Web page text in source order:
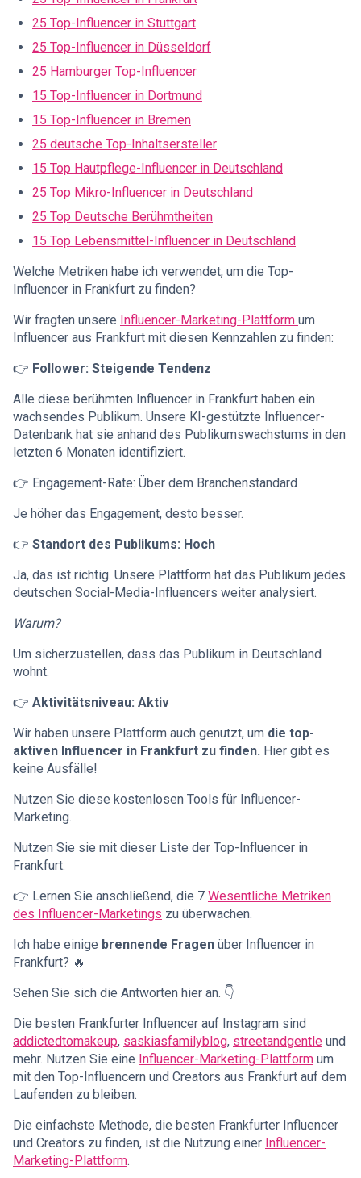
25 Top-Influencer in Stuttgart
25 Top-Influencer in Düsseldorf
25 Hamburger Top-Influencer
15 Top-Influencer in Dortmund
15 Top-Influencer in Bremen
25 deutsche Top-Inhaltsersteller
15 Top Hautpflege-Influencer in Deutschland
25 Top Mikro-Influencer in Deutschland
25 Top Deutsche Berühmtheiten
15 Top Lebensmittel-Influencer in Deutschland
Welche Metriken habe ich verwendet, um die Top-
Influencer in Frankfurt zu finden?
Wir fragten unsere Influencer-Marketing-Plattform um
Influencer aus Frankfurt mit diesen Kennzahlen zu finden:
👉 Follower: Steigende Tendenz
Alle diese berühmten Influencer in Frankfurt haben ein
wachsendes Publikum. Unsere KI-gestützte Influencer-
Datenbank hat sie anhand des Publikumswachstums in den
letzten 6 Monaten identifiziert.
👉 Engagement-Rate: Über dem Branchenstandard
Je höher das Engagement, desto besser.
👉 Standort des Publikums: Hoch
Ja, das ist richtig. Unsere Plattform hat das Publikum jedes
deutschen Social-Media-Influencers weiter analysiert.
Warum?
Um sicherzustellen, dass das Publikum in Deutschland
wohnt.
👉 Aktivitätsniveau: Aktiv
Wir haben unsere Plattform auch genutzt, um die top-
aktiven Influencer in Frankfurt zu finden. Hier gibt es
keine Ausfälle!
Nutzen Sie diese kostenlosen Tools für Influencer-
Marketing.
Nutzen Sie sie mit dieser Liste der Top-Influencer in
Frankfurt.
👉 Lernen Sie anschließend, die 7 Wesentliche Metriken
des Influencer-Marketings zu überwachen.
Ich habe einige brennende Fragen über Influencer in
Frankfurt? 🔥
Sehen Sie sich die Antworten hier an. 👇
Die besten Frankfurter Influencer auf Instagram sind
addictedtomakeup, saskiasfamilyblog, streetandgentle und
mehr. Nutzen Sie eine Influencer-Marketing-Plattform um
mit den Top-Influencern und Creators aus Frankfurt auf dem
Laufenden zu bleiben.
Die einfachste Methode, die besten Frankfurter Influencer
und Creators zu finden, ist die Nutzung einer Influencer-
Marketing-Plattform.